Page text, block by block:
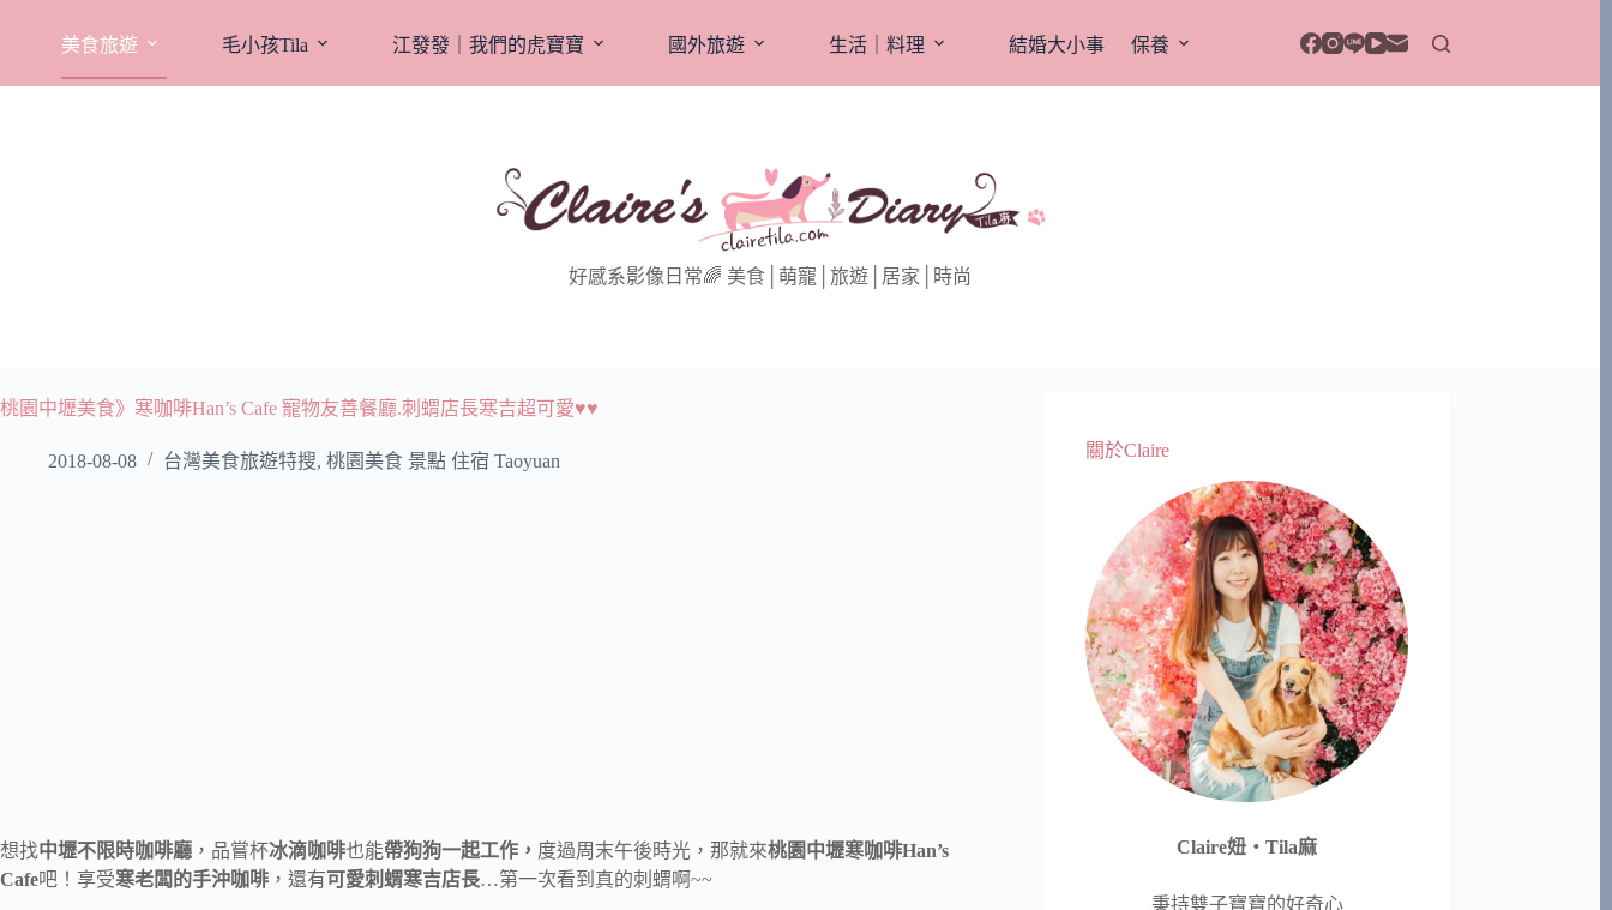
美食旅遊 毛小孩Tila 江發發｜我們的虎寶寶 國外旅遊 生活｜料理 結婚大小事 保養
好感系影像日常🌈 美食│萌寵│旅遊│居家│時尚
桃園中壢美食》寒咖啡Han’s Cafe 寵物友善餐廳.刺蝟店長寒吉超可愛♥♥
2018-08-08 台灣美食旅遊特搜, 桃園美食 景點 住宿 Taoyuan
想找中壢不限時咖啡廳 ，品嘗杯冰滴咖啡也能帶狗狗一起工作， 度過周末午後時光，那就來桃園中壢寒咖啡Han’s
Cafe吧！享受寒老闆的手沖咖啡 ，還有可愛刺蝟寒吉店長…第一次看到真的刺蝟啊~~
關於Claire
Claire妞‧Tila麻
秉持雙子寶寶的好奇心